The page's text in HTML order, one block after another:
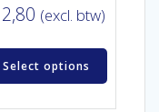
2,80 (excl. btw)
Select options